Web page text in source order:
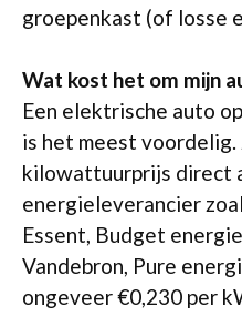
groepenkast (of losse
Wat kost het om mijn
Een elektrische auto
is het meest
kilowattuurprijs direct
energieleverancier
Essent, Budget
Vandebron, Pure
ongeveer €0,230 per